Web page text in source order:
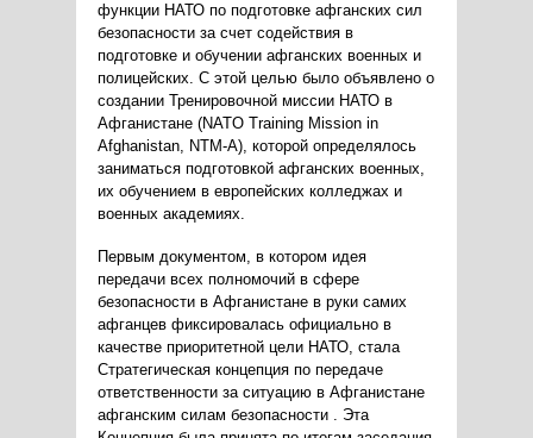
функции НАТО по подготовке афганских сил
безопасности за счет содействия в
подготовке и обучении афганских военных и
полицейских. С этой целью было объявлено о
создании Тренировочной миссии НАТО в
Афганистане (NATO Training Mission in
Afghanistan, NTM-A), которой определялось
заниматься подготовкой афганских военных,
их обучением в европейских колледжах и
военных академиях.
Первым документом, в котором идея
передачи всех полномочий в сфере
безопасности в Афганистане в руки самих
афганцев фиксировалась официально в
качестве приоритетной цели НАТО, стала
Стратегическая концепция по передаче
ответственности за ситуацию в Афганистане
афганским силам безопасности . Эта